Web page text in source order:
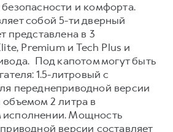
и комфорта.
собой 5-ти дверный
представлена в 3
Premium и Tech Plus и
Под капотом могут быть
1.5-литровый с
переднеприводной версии
2 литра в
Мощность
версии составляет